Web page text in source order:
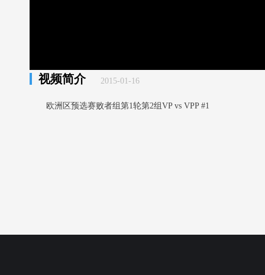
视频简介 2015-01-16
欧洲区预选赛败者组第1轮第2组VP vs VPP #1